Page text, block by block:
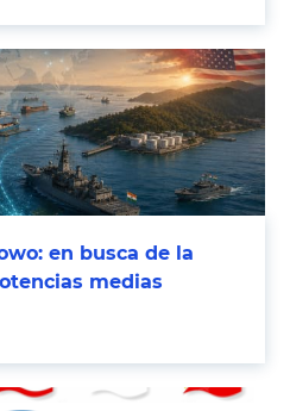
en busca de la
medias